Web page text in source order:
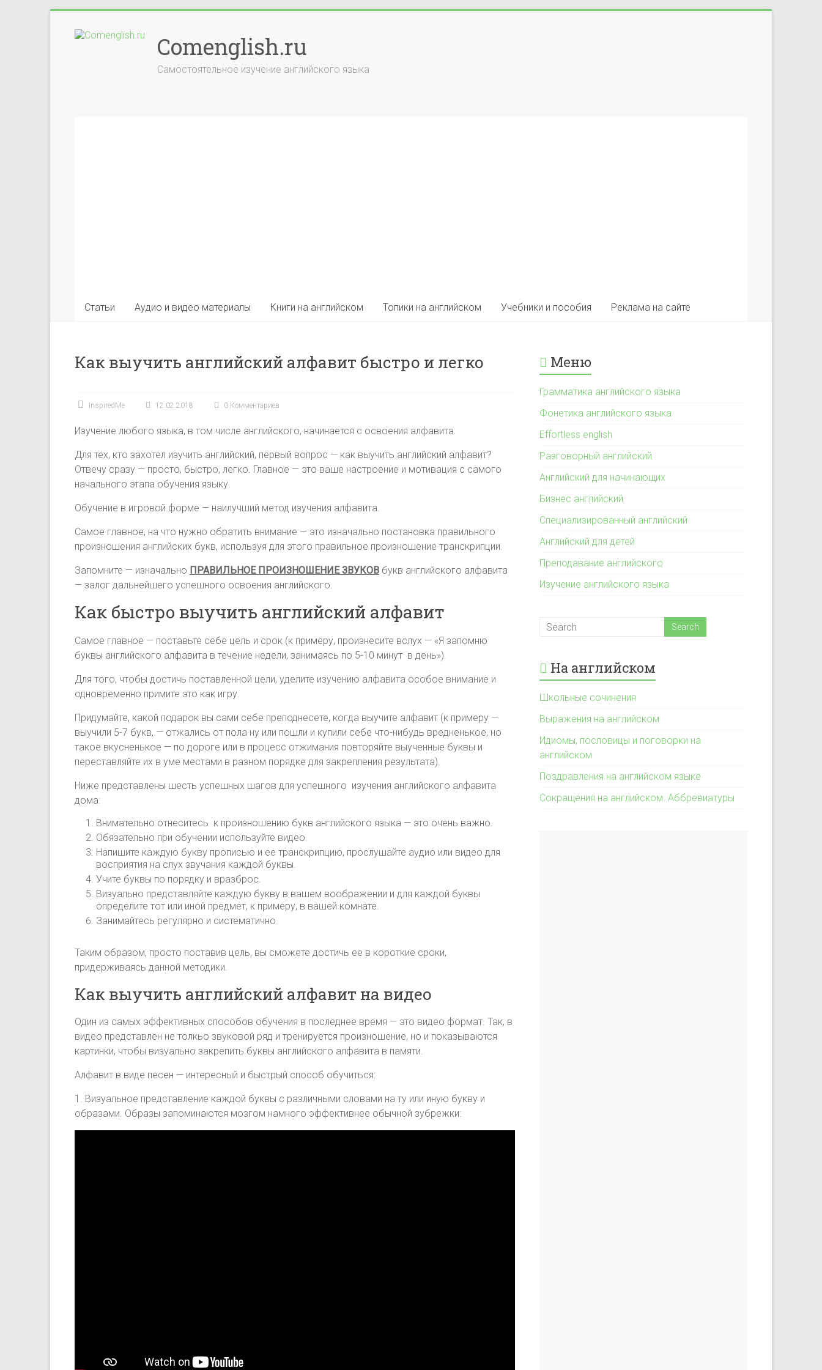
Comenglish.ru
Самостоятельное изучение английского языка
Статьи Аудио и видео материалы Книги на английском Топики на английском Учебники и пособия Реклама на сайте
Как выучить английский алфавит быстро и легко
InspiredMe 12.02.2018 0 Комментариев
Изучение любого языка, в том числе английского, начинается с освоения алфавита.
Для тех, кто захотел изучить английский, первый вопрос — как выучить английский алфавит?
Отвечу сразу — просто, быстро, легко. Главное — это ваше настроение и мотивация с самого
начального этапа обучения языку.
Обучение в игровой форме — наилучший метод изучения алфавита.
Самое главное, на что нужно обратить внимание — это изначально постановка правильного
произношения английских букв, используя для этого правильное произношение транскрипции.
Запомните — изначально ПРАВИЛЬНОЕ ПРОИЗНОШЕНИЕ ЗВУКОВ букв английского алфавита
— залог дальнейшего успешного освоения английского.
Как быстро выучить английский алфавит
Самое главное — поставьте себе цель и срок (к примеру, произнесите вслух — «Я запомню
буквы английского алфавита в течение недели, занимаясь по 5-10 минут в день»).
Для того, чтобы достичь поставленной цели, уделите изучению алфавита особое внимание и
одновременно примите это как игру.
Придумайте, какой подарок вы сами себе преподнесете, когда выучите алфавит (к примеру —
выучили 5-7 букв, — отжались от пола ну или пошли и купили себе что-нибудь вредненькое, но
такое вкусненькое — по дороге или в процесс отжимания повторяйте выученные буквы и
переставляйте их в уме местами в разном порядке для закрепления результата).
Ниже представлены шесть успешных шагов для успешного изучения английского алфавита
дома:
Внимательно отнеситесь к произношению букв английского языка — это очень важно.
Обязательно при обучении используйте видео.
Напишите каждую букву прописью и ее транскрипцию, прослушайте аудио или видео для
восприятия на слух звучания каждой буквы.
Учите буквы по порядку и вразброс.
Визуально представляйте каждую букву в вашем воображении и для каждой буквы
определите тот или иной предмет, к примеру, в вашей комнате.
Занимайтесь регулярно и систематично.
Таким образом, просто поставив цель, вы сможете достичь ее в короткие сроки,
придерживаясь данной методики.
Как выучить английский алфавит на видео
Один из самых эффективных способов обучения в последнее время — это видео формат. Так, в
видео представлен не толкьо звуковой ряд и тренируется произношение, но и показываются
картинки, чтобы визуально закрепить буквы английского алфавита в памяти.
Алфавит в виде песен — интересный и быстрый способ обучиться:
1. Визуальное представление каждой буквы с различными словами на ту или иную букву и
образами. Образы запоминаются мозгом намного эффективнее обычной зубрежки:
Меню
Грамматика английского языка
Фонетика английского языка
Effortless english
Разговорный английский
Английский для начинающих
Бизнес английский
Специализированный английский
Английский для детей
Преподавание английского
Изучение английского языка
На английском
Школьные сочинения
Выражения на английском
Идиомы, пословицы и поговорки на
английском
Поздравления на английском языке
Сокращения на английском. Аббревиатуры